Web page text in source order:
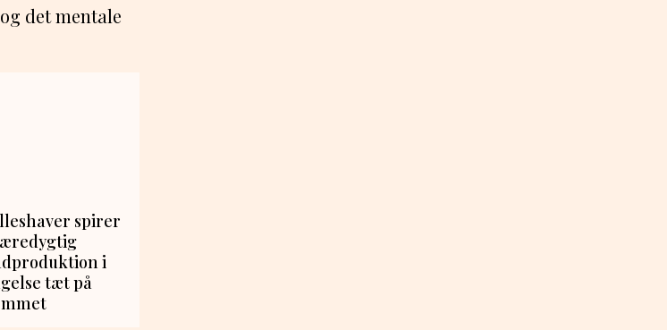
det mentale
spirer
i
tæt på